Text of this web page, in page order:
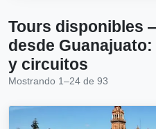
Tours disponibles
desde
y circuitos
Mostrando 1–24 de 93